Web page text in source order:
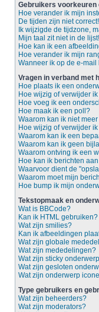
Gebruikers voorkeuren
Hoe verander ik mijn
De tijden zijn niet correct!
Ik wijzigde de tijdzone,
Mijn taal zit niet in de lijst!
Hoe kan ik een
Hoe verander ik mijn
Wanneer ik op de e-
Vragen in verband met
Hoe plaats ik een
Hoe wijzig of verwijder
Hoe voeg ik een
Hoe maak ik een poll?
Waarom kan ik niet
Hoe wijzig of verwijder
Waarom kan ik een
Waarom kan ik geen
Waarom ontving ik een
Hoe kan ik berichten
Waarvoor dient de
Waarom moet mijn
Hoe bump ik mijn
Tekstopmaak en
Wat is BBCode?
Kan ik HTML gebruiken?
Wat zijn smilies?
Kan ik afbeeldingen
Wat zijn globale
Wat zijn mededelingen?
Wat zijn sticky
Wat zijn gesloten
Wat zijn onderwerp
Type gebruikers en
Wat zijn beheerders?
Wat zijn moderators?